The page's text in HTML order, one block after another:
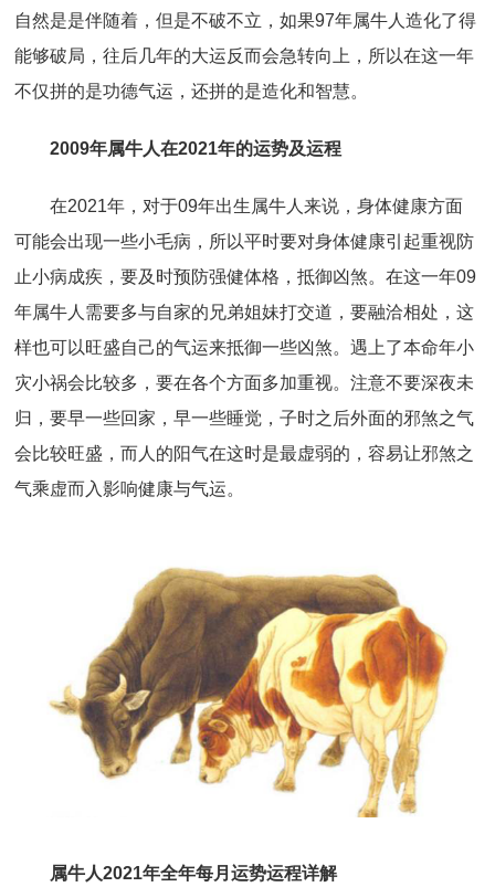
自然是是伴随着，但是不破不立，如果97年属牛人造化了得
能够破局，往后几年的大运反而会急转向上，所以在这一年
不仅拼的是功德气运，还拼的是造化和智慧。
2009年属牛人在2021年的运势及运程
在2021年，对于09年出生属牛人来说，身体健康方面
可能会出现一些小毛病，所以平时要对身体健康引起重视防
止小病成疾，要及时预防强健体格，抵御凶煞。在这一年09
年属牛人需要多与自家的兄弟姐妹打交道，要融洽相处，这
样也可以旺盛自己的气运来抵御一些凶煞。遇上了本命年小
灾小祸会比较多，要在各个方面多加重视。注意不要深夜未
归，要早一些回家，早一些睡觉，子时之后外面的邪煞之气
会比较旺盛，而人的阳气在这时是最虚弱的，容易让邪煞之
气乘虚而入影响健康与气运。
属牛人2021年全年每月运势运程详解